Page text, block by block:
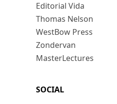
Editorial Vida
Thomas Nelson
WestBow Press
Zondervan
MasterLectures
SOCIAL